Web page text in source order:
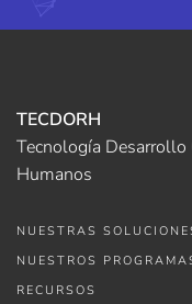
TECDORH
Tecnología Desarrollo
Humanos
NUESTRAS
NUESTROS
RECURSOS